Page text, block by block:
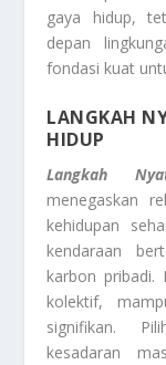
gaya hidup,
depan
fondasi kuat
LANGKAH
HIDUP
Langkah
menegaskan
kehidupan
kendaraan
karbon pribadi.
kolektif,
signifikan.
kesadaran